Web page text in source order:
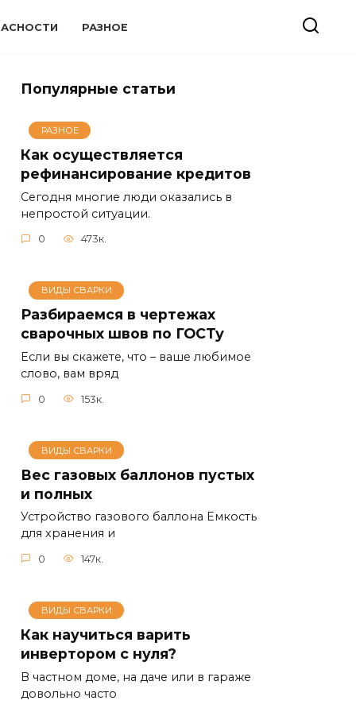
РАЗНОЕ
Популярные статьи
РАЗНОЕ
Как осуществляется
рефинансирование кредитов
Сегодня многие люди оказались в
непростой ситуации.
0 473к.
ВИДЫ СВАРКИ
Разбираемся в чертежах
сварочных швов по ГОСТу
Если вы скажете, что – ваше любимое
слово, вам вряд
0 153к.
ВИДЫ СВАРКИ
Вес газовых баллонов пустых
и полных
Устройство газового баллона Емкость
для хранения и
0 147к.
ВИДЫ СВАРКИ
Как научиться варить
инвертором с нуля?
В частном доме, на даче или в гараже
довольно часто